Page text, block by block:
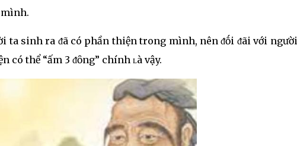
mình.
ta sinh ra ᵭã có phần thiện trong mình, nên ᵭṓi ᵭãi với người
có thể “ấm 3 ᵭȏng” chính ʟà vậy.